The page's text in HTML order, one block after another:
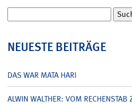
nach:
NEUESTE BEITRÄGE
DAS WAR MATA HARI
ALWIN WALTHER: VOM RECHENSTAB